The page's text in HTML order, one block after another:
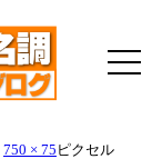
750 × 75 ピクセル